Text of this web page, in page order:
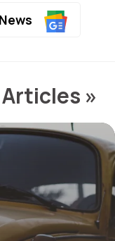
»